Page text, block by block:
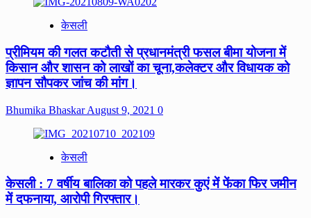
केसली
प्रीमियम की गलत कटौती से प्रधानमंत्री फसल बीमा योजना में
किसान और शासन को लाखों का चूना,कलेक्टर और विधायक को
ज्ञापन सौपकर जांच की मांग।
Bhumika BhaskarAugust 9, 2021 0
केसली
केसली : 7 वर्षीय बालिका को पहले मारकर कुएं में फेंका फिर जमीन
में दफनाया, आरोपी गिरफ्तार।